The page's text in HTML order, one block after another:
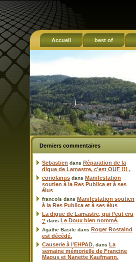
Accueil best of
Derniers commentaires
Sebastien dans Réparation de la
digue de Lamastre, c’est OUF !!! ,
coriolanus dans Manifestation
soutien à la Res Publica et à ses
élus
francois dans Manifestation soutien
à la Res Publica et à ses élus
La digue de Lamastre, qui l’eut cru
? dans Le Doux bien nommé.
Agathe Basile dans Roger Rostaind
est décédé.
Causerie à l’EHPAD. dans La
semaine mémorielle de Francine
Maous et Nanette Kaufmann.